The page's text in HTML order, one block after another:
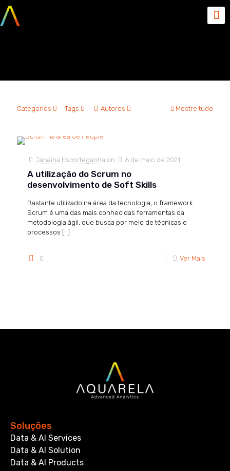
Categories Tags Autores Mostre tudo
Janaina Escorteganha on 6 de maio de 2021
A utilização do Scrum no
desenvolvimento de Soft Skills
Bastante utilizado na área da tecnologia, o framework
Scrum é uma das mais conhecidas ferramentas da
metodologia ágil, que busca por meio de técnicas e
processos […]
0 Ver Mais
Soluções
Data & AI Services
Data & AI Solution
Data & AI Products